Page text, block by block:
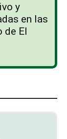
y
en las
de El